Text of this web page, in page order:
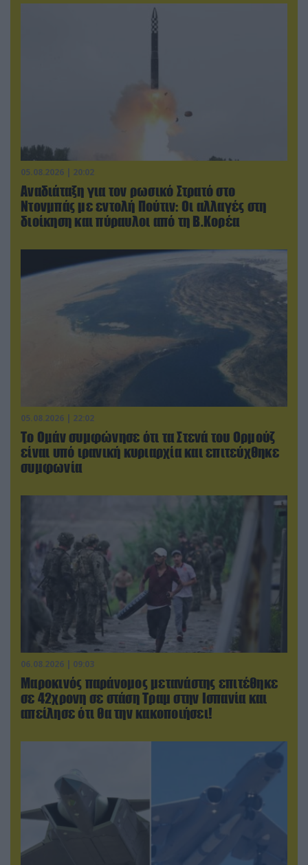
05.08.2026 | 20:02
Αναδιάταξη για τον ρωσικό Στρατό στο
Ντονμπάς με εντολή Πούτιν: Οι αλλαγές στη
διοίκηση και πύραυλοι από τη Β.Κορέα
05.08.2026 | 22:02
Το Ομάν συμφώνησε ότι τα Στενά του Ορμούζ
είναι υπό ιρανική κυριαρχία και επιτεύχθηκε
συμφωνία
06.08.2026 | 09:03
Μαροκινός παράνομος μετανάστης επιτέθηκε
σε 42χρονη σε στάση Τραμ στην Ισπανία και
απείλησε ότι θα την κακοποιήσει!